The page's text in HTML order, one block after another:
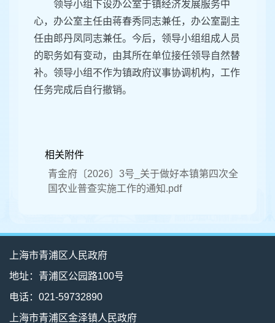
领导小组下设办公室于镇经济发展服务中
心，办公室主任由蒋春秀同志兼任，办公室副主
任由郎丹凤同志兼任。今后，领导小组组成人员
的职务如有变动，由其所在单位接任领导自然替
补。领导小组不作为镇政府议事协调机构，工作
任务完成后自行撤销。
相关附件
青金府〔2026〕3号_关于做好本镇第四次全
国农业普查实施工作的通知.pdf
上海市青浦区人民政府
地址：青浦区公园路100号
电话：021-59732890
上海市青浦区金泽镇人民政府